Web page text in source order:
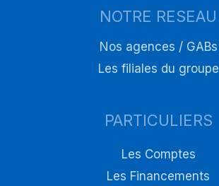
NOTRE RESEAU
Nos agences / GABs
Les filiales du groupe
PARTICULIERS
Les Comptes
Les Financements